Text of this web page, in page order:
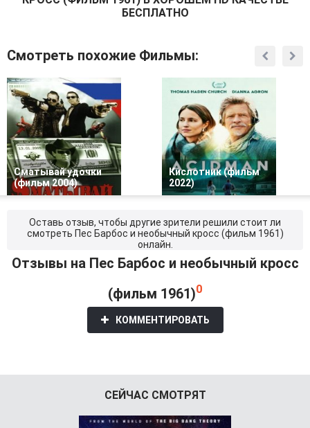
неприятностей. @Filmix.fanБЕСПЛАТНО
Смотреть похожие Фильмы:
Сматывай удочки
(фильм 2004)
Кислотник (фильм
2022)
Оставь отзыв, чтобы другие зрители решили стоит ли
смотреть Пес Барбос и необычный кросс (фильм 1961)
онлайн.
Отзывы на Пес Барбос и необычный кросс
(фильм 1961)0
КОММЕНТИРОВАТЬ
СЕЙЧАС СМОТРЯТ